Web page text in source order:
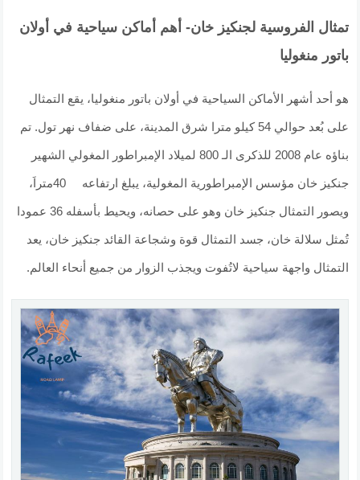
تمثال الفروسية لجنكيز خان- أهم أماكن سياحية في أولان
باتور منغوليا
هو أحد أشهر الأماكن السياحية في أولان باتور منغوليا، يقع التمثال
على بُعد حوالي 54 كيلو مترا شرق المدينة، على ضفاف نهر تول. تم
بناؤه عام 2008 للذكرى الـ 800 لميلاد الإمبراطور المغولي الشهير
جنكيز خان مؤسس الإمبراطورية المغولية، يبلغ ارتفاعه 40متراَ،
ويصور التمثال جنكيز خان وهو على حصانه، ويحيط بأسفله 36 عمودا
تُمثل سلالة خان، جسد التمثال قوة وشجاعة القائد جنكيز خان، يعد
التمثال واجهة سياحية لاتُفوت ويجذب الزوار من جميع أنحاء العالم.